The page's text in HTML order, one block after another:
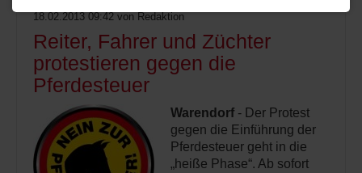
18.02.2013 09:42 von Redaktion
Reiter, Fahrer und Züchter
protestieren gegen die
Pferdesteuer
Warendorf - Der Protest
gegen die Einführung der
Pferdesteuer geht in die
„heiße Phase“. Ab sofort